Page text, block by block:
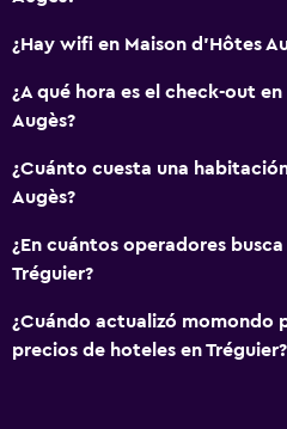
¿Hay wifi en Maison d'Hôtes
¿A qué hora es el check-out
Augès?
¿Cuánto cuesta una
Augès?
¿En cuántos operadores
Tréguier?
¿Cuándo actualizó momondo
precios de hoteles en Tréguier?